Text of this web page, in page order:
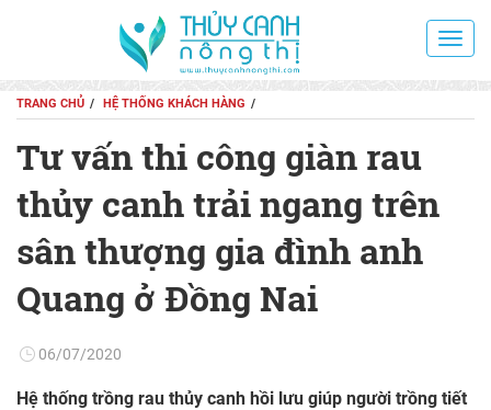
TRANG CHỦ HỆ THỐNG KHÁCH HÀNG
Tư vấn thi công giàn rau
thủy canh trải ngang trên
sân thượng gia đình anh
Quang ở Đồng Nai
06/07/2020
Hệ thống trồng rau thủy canh hồi lưu giúp người trồng tiết